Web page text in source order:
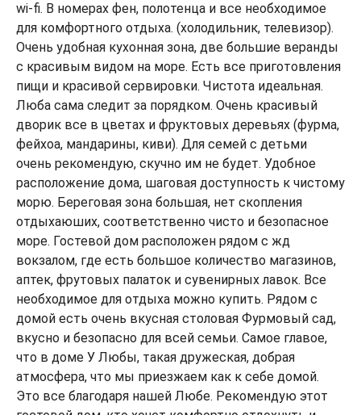
wi-fi. В номерах фен, полотенца и все необходимое
для комфортного отдыха. (холодильник, телевизор).
Очень удобная кухонная зона, две большие веранды
с красивым видом на море. Есть все приготовления
пищи и красивой сервировки. Чистота идеальная.
Люба сама следит за порядком. Очень красивый
дворик все в цветах и фруктовых деревьях (фурма,
фейхоа, мандарины, киви). Для семей с детьми
очень рекомендую, скучно им не будет. Удобное
расположение дома, шаговая доступность к чистому
морю. Береговая зона большая, нет скопления
отдыхаюших, соответственно чисто и безопасное
море. Гостевой дом расположен рядом с жд
вокзалом, где есть большое количество магазинов,
аптек, фрутовых палаток и сувенирных лавок. Все
необходимое для отдыха можно купить. Рядом с
домой есть очень вкусная столовая Фурмовый сад,
вкусно и безопасно для всей семьи. Самое главое,
что в доме У Любы, такая дружеская, добрая
атмосфера, что мы приезжаем как к себе домой.
Это все благодаря нашей Любе. Рекомендую этот